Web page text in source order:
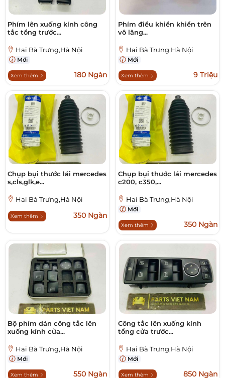
Phím lên xuống kính công
tắc tổng trước...
Hai Bà Trưng,Hà Nội
Mới
Xem thêm 180 Ngàn
Phím điều khiển khiển trên
vô lăng...
Hai Bà Trưng,Hà Nội
Mới
Xem thêm 9 Triệu
Chụp bụi thước lái mercedes
s,cls,glk,e...
Hai Bà Trưng,Hà Nội
Xem thêm 350 Ngàn
Chụp bụi thước lái mercedes
c200, c350,...
Hai Bà Trưng,Hà Nội
Mới
Xem thêm 350 Ngàn
Bộ phím dán công tắc lên
xuống kính cửa...
Hai Bà Trưng,Hà Nội
Mới
Xem thêm 550 Ngàn
Công tắc lên xuống kính
tổng cửa trước...
Hai Bà Trưng,Hà Nội
Mới
Xem thêm 850 Ngàn